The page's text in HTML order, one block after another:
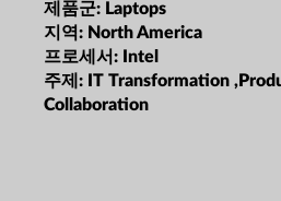
제품군: Laptops
지역: North America
프로세서: Intel
주제: IT Transformation
Collaboration